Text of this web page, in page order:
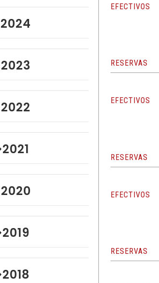
2024
2023
2022
2021
2020
2019
2018
EFECTIVOS
RESERVAS
EFECTIVOS
RESERVAS
EFECTIVOS
RESERVAS